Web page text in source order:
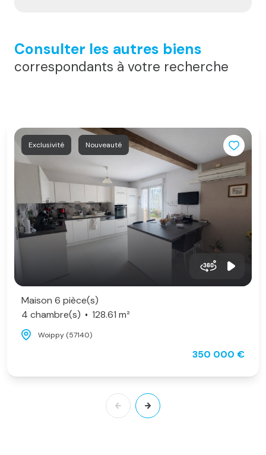
Consulter les autres biens
correspondants à votre recherche
Exclusivité Nouveauté
Maison 6 pièce(s)
4 chambre(s)
128.61 m²
Woippy (57140)
350 000 €